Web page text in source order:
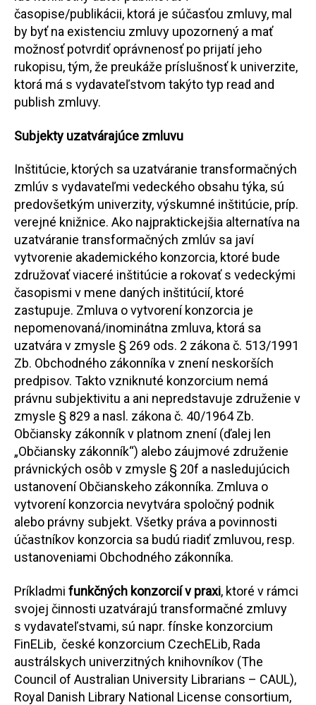
časopise/publikácii, ktorá je súčasťou zmluvy, mal
by byť na existenciu zmluvy upozornený a mať
možnosť potvrdiť oprávnenosť po prijatí jeho
rukopisu, tým, že preukáže príslušnosť k univerzite,
ktorá má s vydavateľstvom takýto typ read and
publish zmluvy.
Subjekty uzatvárajúce zmluvu
Inštitúcie, ktorých sa uzatváranie transformačných
zmlúv s vydavateľmi vedeckého obsahu týka, sú
predovšetkým univerzity, výskumné inštitúcie, príp.
verejné knižnice. Ako najpraktickejšia alternatíva na
uzatváranie transformačných zmlúv sa javí
vytvorenie akademického konzorcia, ktoré bude
združovať viaceré inštitúcie a rokovať s vedeckými
časopismi v mene daných inštitúcií, ktoré
zastupuje. Zmluva o vytvorení konzorcia je
nepomenovaná/inominátna zmluva, ktorá sa
uzatvára v zmysle § 269 ods. 2 zákona č. 513/1991
Zb. Obchodného zákonníka v znení neskorších
predpisov. Takto vzniknuté konzorcium nemá
právnu subjektivitu a ani nepredstavuje združenie v
zmysle § 829 a nasl. zákona č. 40/1964 Zb.
Občiansky zákonník v platnom znení (ďalej len
„Občiansky zákonník“) alebo záujmové združenie
právnických osôb v zmysle § 20f a nasledujúcich
ustanovení Občianskeho zákonníka. Zmluva o
vytvorení konzorcia nevytvára spoločný podnik
alebo právny subjekt. Všetky práva a povinnosti
účastníkov konzorcia sa budú riadiť zmluvou, resp.
ustanoveniami Obchodného zákonníka.
Príkladmi funkčných konzorcií v praxi, ktoré v rámci
svojej činnosti uzatvárajú transformačné zmluvy
s vydavateľstvami, sú napr. fínske konzorcium
FinELib, české konzorcium CzechELib, Rada
austrálskych univerzitných knihovníkov (The
Council of Australian University Librarians – CAUL),
Royal Danish Library National License consortium,